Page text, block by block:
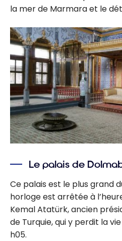
la mer de Marmara et le
Le palais de
Ce palais est le plus grand
horloge est arrêtée à
Kemal Atatürk, ancien
de Turquie, qui y perdit la
h05.